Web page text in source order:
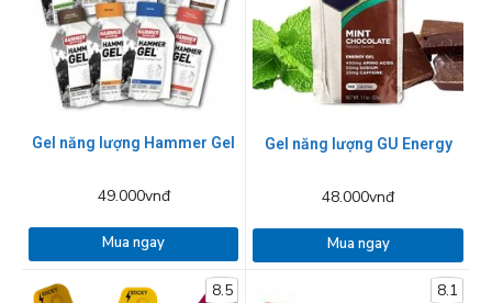
Gel năng lượng Hammer Gel
49.000vnđ
Mua ngay
Gel năng lượng GU Energy
48.000vnđ
Mua ngay
8.5 8.1